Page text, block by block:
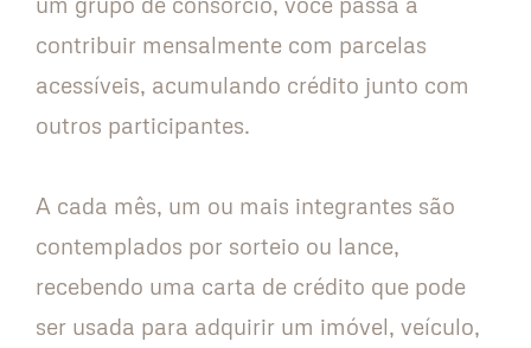
contribuir mensalmente com parcelas
acessíveis, acumulando crédito junto com
outros participantes.
A cada mês, um ou mais integrantes são
contemplados por sorteio ou lance,
recebendo uma carta de crédito que pode
ser usada para adquirir um imóvel, veículo,